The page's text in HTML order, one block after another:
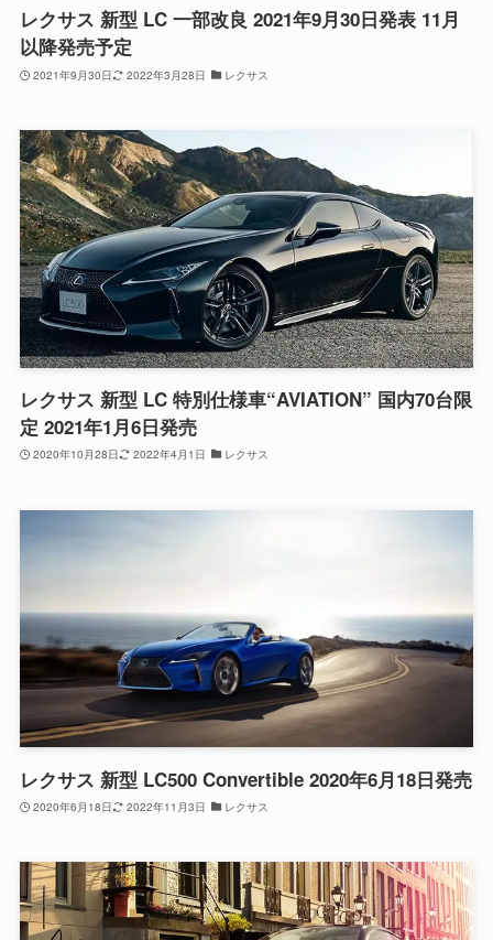
レクサス 新型 LC 一部改良 2021年9月30日発表 11月
以降発売予定
2021年9月30日 2022年3月28日 レクサス
レクサス 新型 LC 特別仕様車“AVIATION” 国内70台限
定 2021年1月6日発売
2020年10月28日 2022年4月1日 レクサス
レクサス 新型 LC500 Convertible 2020年6月18日発売
2020年6月18日 2022年11月3日 レクサス